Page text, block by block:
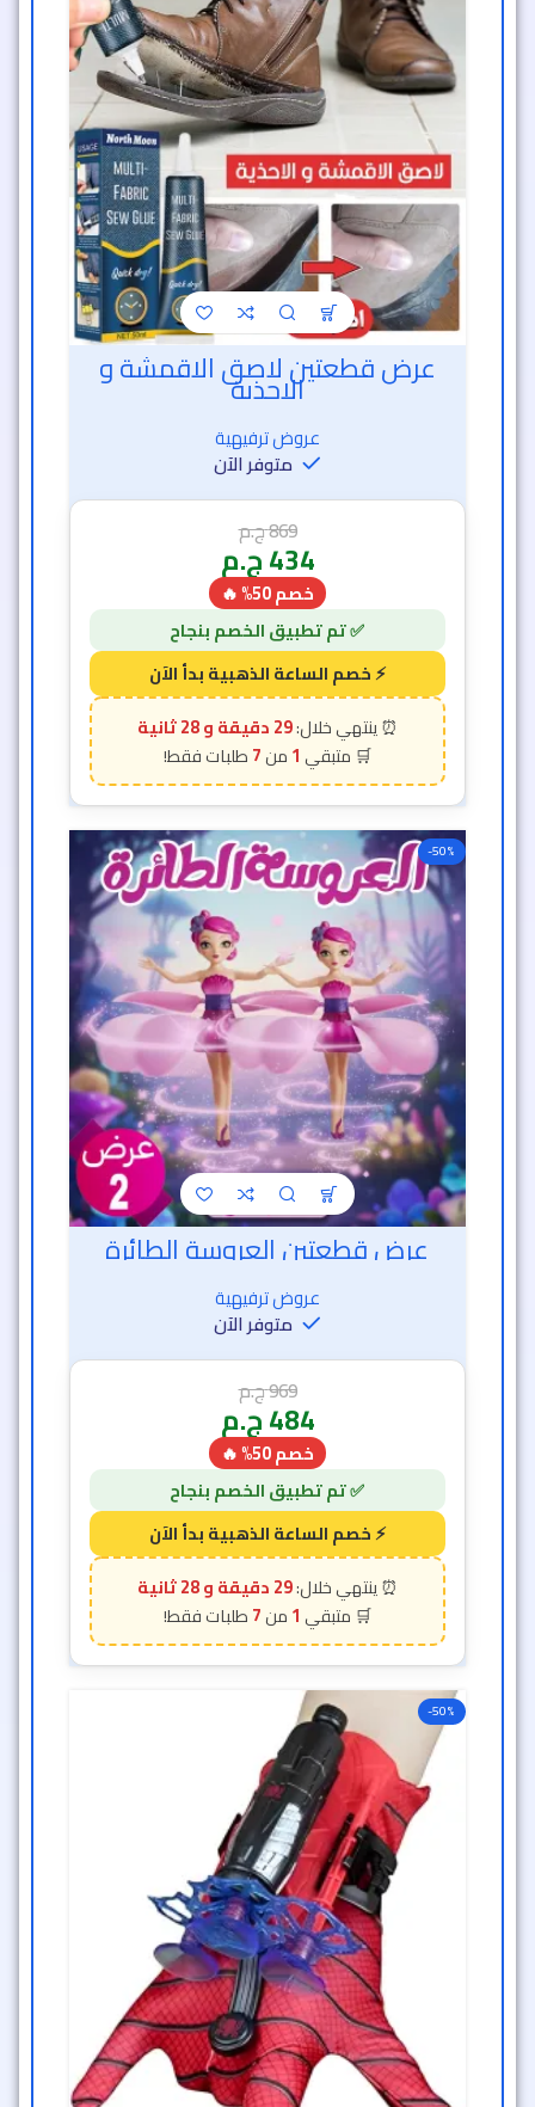
عرض قطعتين لاصق الاقمشة و
الاحذية
عروض ترفيهية
متوفر الآن
869ج.م
434ج.م
خصم 50% 🔥
29 دقيقة و 26 ثانية
1
7
-50%
عرض قطعتين العروسة الطائرة
عروض ترفيهية
متوفر الآن
969ج.م
484ج.م
خصم 50% 🔥
29 دقيقة و 26 ثانية
1
7
-50%